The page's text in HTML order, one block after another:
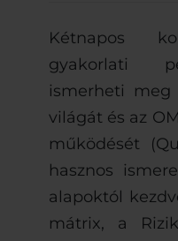
Kétnapos
gyakorlati
ismerheti
világát és az
működését
hasznos
alapoktól
mátrix, a